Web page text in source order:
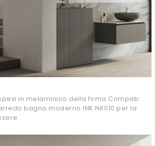
in melaminico della firma Compab:
bagno moderno INK NK010 per la